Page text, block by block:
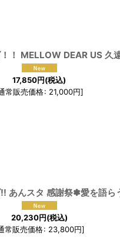
[191592]
17,850円(税込)
常販売価格: 21,000円]
20,230円(税込)
常販売価格: 23,800円]